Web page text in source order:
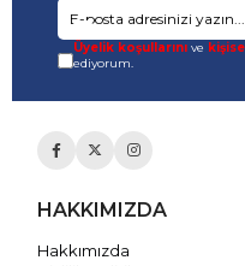
Üyelik koşullarınıve
ediyorum.
HAKKIMIZDA
Hakkımızda